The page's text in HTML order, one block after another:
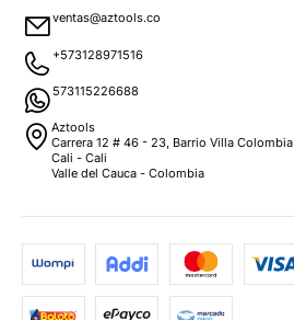
ventas@aztools.co
+573128971516
573115226688
Aztools
Carrera 12 # 46 - 23, Barrio Villa Colombia
Cali - Cali
Valle del Cauca - Colombia